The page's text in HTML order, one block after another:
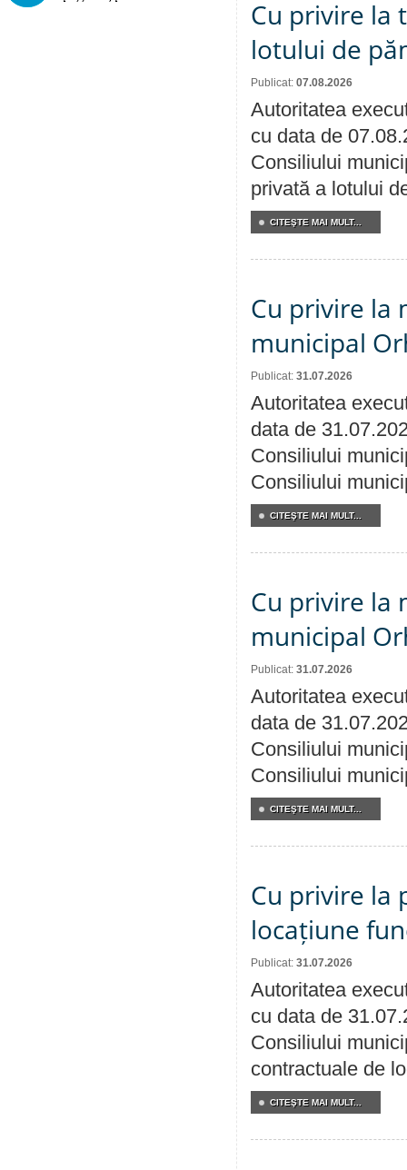
Cu privire la
lotului de
Publicat: 07.08.2026
Autoritatea
cu data de
Consiliului
privată a lotului
CITEŞTE MAI MULT...
Cu privire la
municipal
Publicat: 31.07.2026
Autoritatea
data de
Consiliului
Consiliului
CITEŞTE MAI MULT...
Cu privire la
municipal
Publicat: 31.07.2026
Autoritatea
data de
Consiliului
Consiliului
CITEŞTE MAI MULT...
Cu privire la
locațiune
Publicat: 31.07.2026
Autoritatea
cu data de
Consiliului
contractuale de
CITEŞTE MAI MULT...